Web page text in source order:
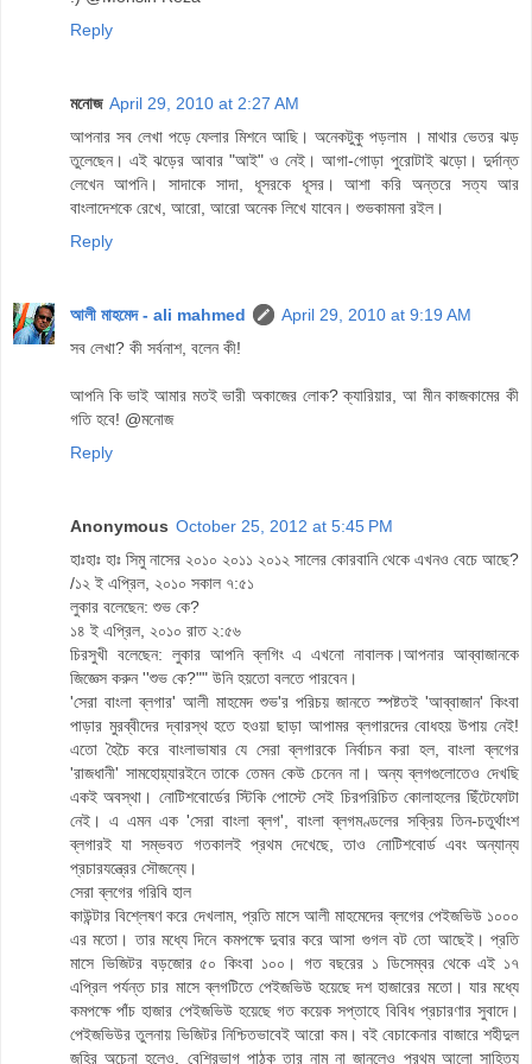
Reply
মনোজ April 29, 2010 at 2:27 AM
আপনার সব লেখা পড়ে ফেলার মিশনে আছি। অনেকটুকু পড়লাম । মাথার ভেতর ঝড়
তুলেছেন। এই ঝড়ের আবার "আই" ও নেই। আগা-গোড়া পুরোটাই ঝড়ো। দুর্দান্ত
লেখেন আপনি। সাদাকে সাদা, ধূসরকে ধূসর। আশা করি অন্তরে সত্য আর
বাংলাদেশকে রেখে, আরো, আরো অনেক লিখে যাবেন। শুভকামনা রইল।
Reply
আলী মাহমেদ - ali mahmed
April 29, 2010 at 9:19 AM
সব লেখা? কী সর্বনাশ, বলেন কী!
আপনি কি ভাই আমার মতই ভারী অকাজের লোক? ক্যারিয়ার, আ মীন কাজকামের কী
গতি হবে! @মনোজ
Reply
Anonymous October 25, 2012 at 5:45 PM
হাঃহাঃ হাঃ সিমু নাসের ২০১০ ২০১১ ২০১২ সালের কোরবানি থেকে এখনও বেচে আছে?
/১২ ই এপ্রিল, ২০১০ সকাল ৭:৫১
লুকার বলেছেন: শুভ কে?
১৪ ই এপ্রিল, ২০১০ রাত ২:৫৬
চিরসুখী বলেছেন: লুকার আপনি ব্লগিং এ এখনো নাবালক।আপনার আব্বাজানকে
জিজ্ঞেস করুন ''শুভ কে?"" উনি হয়তো বলতে পারবেন।
'সেরা বাংলা ব্লগার' আলী মাহমেদ শুভ'র পরিচয় জানতে স্পষ্টতই 'আব্বাজান' কিংবা
পাড়ার মুরব্বীদের দ্বারস্থ হতে হওয়া ছাড়া আপামর ব্লগারদের বোধহয় উপায় নেই!
এতো হৈচৈ করে বাংলাভাষার যে সেরা ব্লগারকে নির্বাচন করা হল, বাংলা ব্লগের
'রাজধানী' সামহোয়্যারইনে তাকে তেমন কেউ চেনেন না। অন্য ব্লগগুলোতেও দেখছি
একই অবস্থা। নোটিশবোর্ডের স্টিকি পোস্টে সেই চিরপরিচিত কোলাহলের ছিঁটেফোটা
নেই। এ এমন এক 'সেরা বাংলা ব্লগ', বাংলা ব্লগমণ্ডলের সক্রিয় তিন-চতুর্থাংশ
ব্লগারই যা সম্ভবত গতকালই প্রথম দেখেছে, তাও নোটিশবোর্ড এবং অন্যান্য
প্রচারযন্ত্রের সৌজন্যে।
সেরা ব্লগের গরিবি হাল
কাউন্টার বিশ্লেষণ করে দেখলাম, প্রতি মাসে আলী মাহমেদের ব্লগের পেইজভিউ ১০০০
এর মতো। তার মধ্যে দিনে কমপক্ষে দুবার করে আসা গুগল বট তো আছেই। প্রতি
মাসে ভিজিটর বড়জোর ৫০ কিংবা ১০০। গত বছরের ১ ডিসেম্বর থেকে এই ১৭
এপ্রিল পর্যন্ত চার মাসে ব্লগটিতে পেইজভিউ হয়েছে দশ হাজারের মতো। যার মধ্যে
কমপক্ষে পাঁচ হাজার পেইজভিউ হয়েছে গত কয়েক সপ্তাহে বিবিধ প্রচারণার সুবাদে।
পেইজভিউর তুলনায় ভিজিটর নিশ্চিতভাবেই আরো কম। বই বেচাকেনার বাজারে শহীদুল
জহির অচেনা হলেও, বেশিরভাগ পাঠক তার নাম না জানলেও প্রথম আলো সাহিত্য